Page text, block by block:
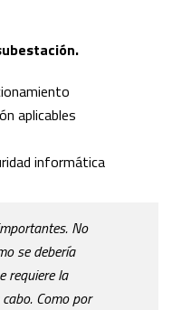
aplicables
informática
No
se debería
requiere la
Como por